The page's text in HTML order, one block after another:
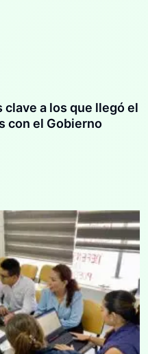
clave a los que llegó el
con el Gobierno